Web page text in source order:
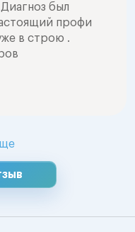
был
профи
в строю .